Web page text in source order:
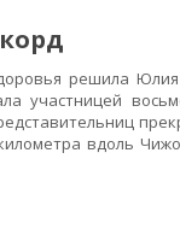
решила
участницей
вдоль